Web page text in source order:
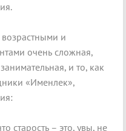
возрастными и
очень сложная,
и то, как
«Именлек»,
старость – это, увы, не